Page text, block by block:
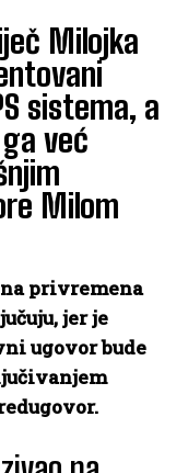
Milojka
sistema, a
već
Milom
privremena
jer je
ugovor bude